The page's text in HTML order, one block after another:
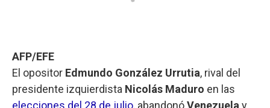
AFP/EFE
El opositor Edmundo González Urrutia, rival del
presidente izquierdista Nicolás Maduro en las
elecciones del 28 de julio, abandonóVenezuela y